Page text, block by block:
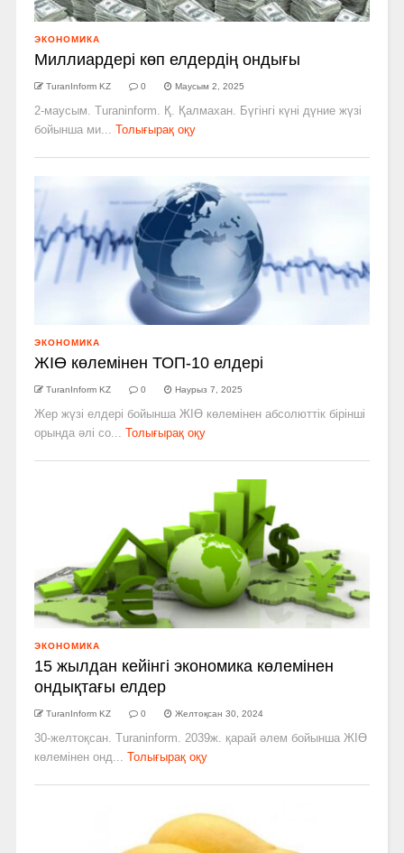
ЭКОНОМИКА
Миллиардері көп елдердің ондығы
TuranInform KZ 0 Маусым 2, 2025
2-маусым. Turaninform. Қ. Қалмахан. Бүгінгі күні дүние жүзі
бойынша ми...
Толығырақ оқу
ЭКОНОМИКА
ЖІӨ көлемінен ТОП-10 елдері
TuranInform KZ 0 Наурыз 7, 2025
Жер жүзі елдері бойынша ЖІӨ көлемінен абсолюттік бірінші
орында әлі со...
Толығырақ оқу
ЭКОНОМИКА
15 жылдан кейінгі экономика көлемінен
ондықтағы елдер
TuranInform KZ 0 Желтоқсан 30, 2024
30-желтоқсан. Turaninform. 2039ж. қарай әлем бойынша ЖІӨ
көлемінен онд...
Толығырақ оқу